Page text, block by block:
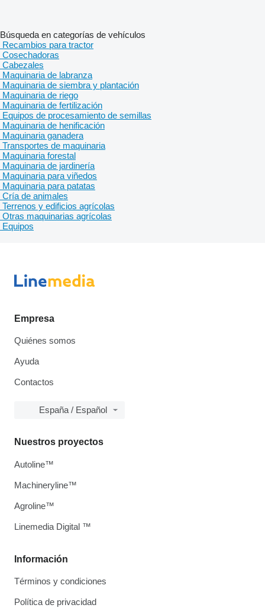
Búsqueda en categorías de vehículos
Recambios para tractor
Cosechadoras
Cabezales
Maquinaria de labranza
Maquinaria de siembra y plantación
Maquinaria de riego
Maquinaria de fertilización
Equipos de procesamiento de semillas
Maquinaria de henificación
Maquinaria ganadera
Transportes de maquinaria
Maquinaria forestal
Maquinaria de jardinería
Maquinaria para viñedos
Maquinaria para patatas
Cría de animales
Terrenos y edificios agrícolas
Otras maquinarias agrícolas
Equipos
Empresa
Quiénes somos
Ayuda
Contactos
España / Español
Información
Términos y condiciones
Política de privacidad
Nuestros proyectos
Autoline™
Machineryline™
Agroline™
Linemedia Digital ™